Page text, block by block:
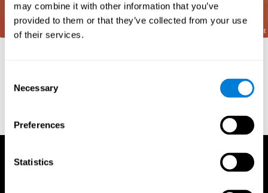
may combine it with other information that you’ve
provided to them or that they’ve collected from your use
of their services.
Selection
Necessary
Preferences
Statistics
crianças com déficit de consciência fonológica. Rev Iberoam
Educ; 33(9):1-12.